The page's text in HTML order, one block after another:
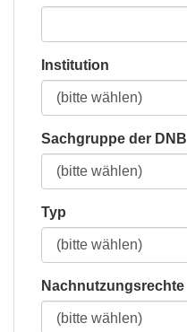
Institution
Sachgruppe der DNB
Typ
Nachnutzungsrechte